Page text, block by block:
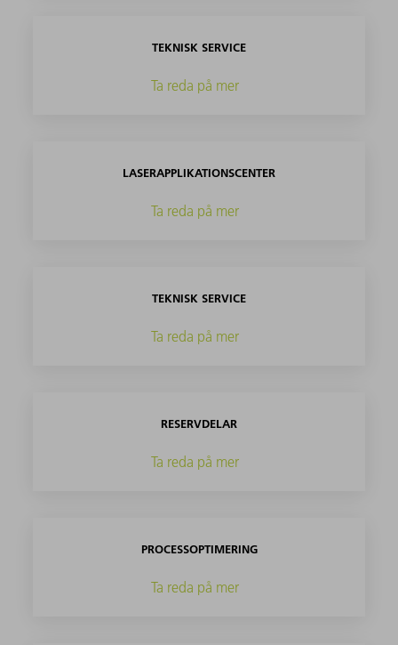
TEKNISK SERVICE
Ta reda på mer
LASERAPPLIKATIONSCENTER
Ta reda på mer
TEKNISK SERVICE
Ta reda på mer
RESERVDELAR
Ta reda på mer
PROCESSOPTIMERING
Ta reda på mer